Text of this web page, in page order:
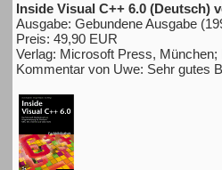
Inside Visual C++ 6.0 (Deutsch)
Ausgabe: Gebundene Ausgabe
Preis: 49,90 EUR
Verlag: Microsoft Press, München;
Kommentar von Uwe: Sehr gutes